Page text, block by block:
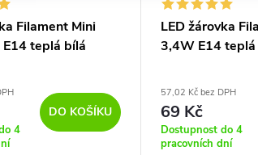
Filament Mini
teplá bílá
4
DO KOŠÍKU
LED žárovka
3,4W E14
57,02 Kč bez DPH
69 Kč
Dostupnost do 4
pracovních dní